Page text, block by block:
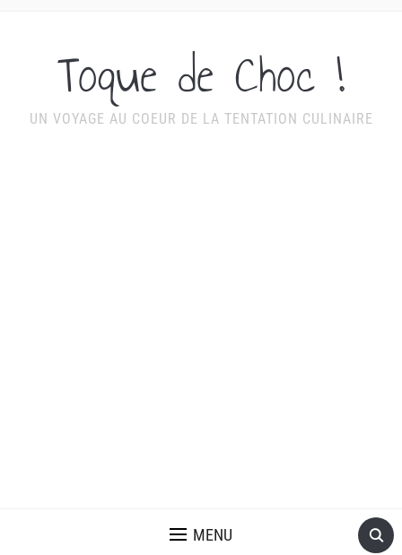
Toque de Choc !
UN VOYAGE AU COEUR DE LA TENTATION CULINAIRE
MENU